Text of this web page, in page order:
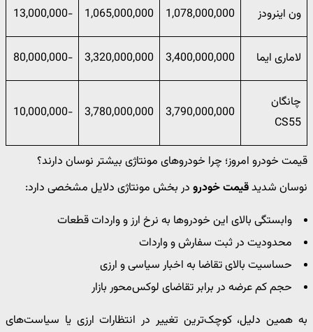
ون اینرودز 1,078,000,000
1,065,000,000
-13,000,000
لاماری ایما 3,400,000,000
3,320,000,000
-80,000,000
چانگان
CS55
3,790,000,000
3,780,000,000
-10,000,000
قیمت خودرو امروز؛ چرا خودروهای مونتاژی بیشتر نوسان دارند؟
نوسان شدیدقیمت خودرو در بخش مونتاژی دلایل مشخصی دارد:
وابستگی بالای این خودروها به نرخ ارز و واردات قطعات
محدودیت در ثبت سفارش و واردات
حساسیت بالای تقاضا به اخبار سیاسی و ارزی
حجم کم عرضه در برابر تقاضای لوکس‌محور بازار
به همین دلیل، کوچک‌ترین تغییر در انتظارات ارزی یا سیاست‌های